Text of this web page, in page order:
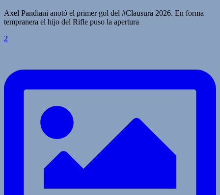
Axel Pandiani anotó el primer gol del #Clausura 2026. En forma
tempranera el hijo del Rifle puso la apertura
2